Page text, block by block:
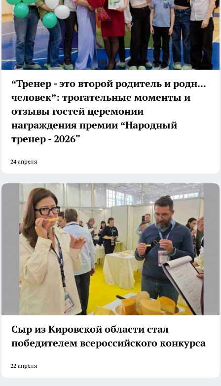
“Тренер - это второй родитель и родной
человек”: трогательные моменты и
отзывы гостей церемонии
награждения премии “Народный
тренер - 2026"
24 апреля
Сыр из Кировской области стал
победителем всероссийского конкурса
22 апреля